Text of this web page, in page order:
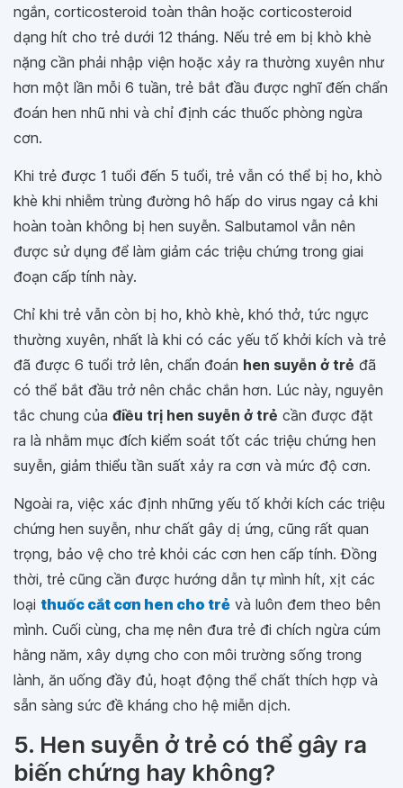
ngắn, corticosteroid toàn thân hoặc corticosteroid
dạng hít cho trẻ dưới 12 tháng. Nếu trẻ em bị khò khè
nặng cần phải nhập viện hoặc xảy ra thường xuyên như
hơn một lần mỗi 6 tuần, trẻ bắt đầu được nghĩ đến chẩn
đoán hen nhũ nhi và chỉ định các thuốc phòng ngừa
cơn.
Khi trẻ được 1 tuổi đến 5 tuổi, trẻ vẫn có thể bị ho, khò
khè khi nhiễm trùng đường hô hấp do virus ngay cả khi
hoàn toàn không bị hen suyễn. Salbutamol vẫn nên
được sử dụng để làm giảm các triệu chứng trong giai
đoạn cấp tính này.
Chỉ khi trẻ vẫn còn bị ho, khò khè, khó thở, tức ngực
thường xuyên, nhất là khi có các yếu tố khởi kích và trẻ
đã được 6 tuổi trở lên, chẩn đoán hen suyễn ở trẻ đã
có thể bắt đầu trở nên chắc chắn hơn. Lúc này, nguyên
tắc chung của điều trị hen suyễn ở trẻ cần được đặt
ra là nhằm mục đích kiểm soát tốt các triệu chứng hen
suyễn, giảm thiểu tần suất xảy ra cơn và mức độ cơn.
Ngoài ra, việc xác định những yếu tố khởi kích các triệu
chứng hen suyễn, như chất gây dị ứng, cũng rất quan
trọng, bảo vệ cho trẻ khỏi các cơn hen cấp tính. Đồng
thời, trẻ cũng cần được hướng dẫn tự mình hít, xịt các
loại thuốc cắt cơn hen cho trẻ và luôn đem theo bên
mình. Cuối cùng, cha mẹ nên đưa trẻ đi chích ngừa cúm
hằng năm, xây dựng cho con môi trường sống trong
lành, ăn uống đầy đủ, hoạt động thể chất thích hợp và
sẵn sàng sức đề kháng cho hệ miễn dịch.
5. Hen suyễn ở trẻ có thể gây ra
biến chứng hay không?